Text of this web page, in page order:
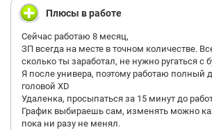
Плюсы в работе
Сейчас работаю 8 месяц,
ЗП всегда на месте в точном количестве.
сколько ты заработал, не нужно ругаться с
Я после универа, поэтому работаю полный
головой XD
Удаленка, просыпаться за 15 минут до
График выбираешь сам, изменять можно
пока ни разу не менял.